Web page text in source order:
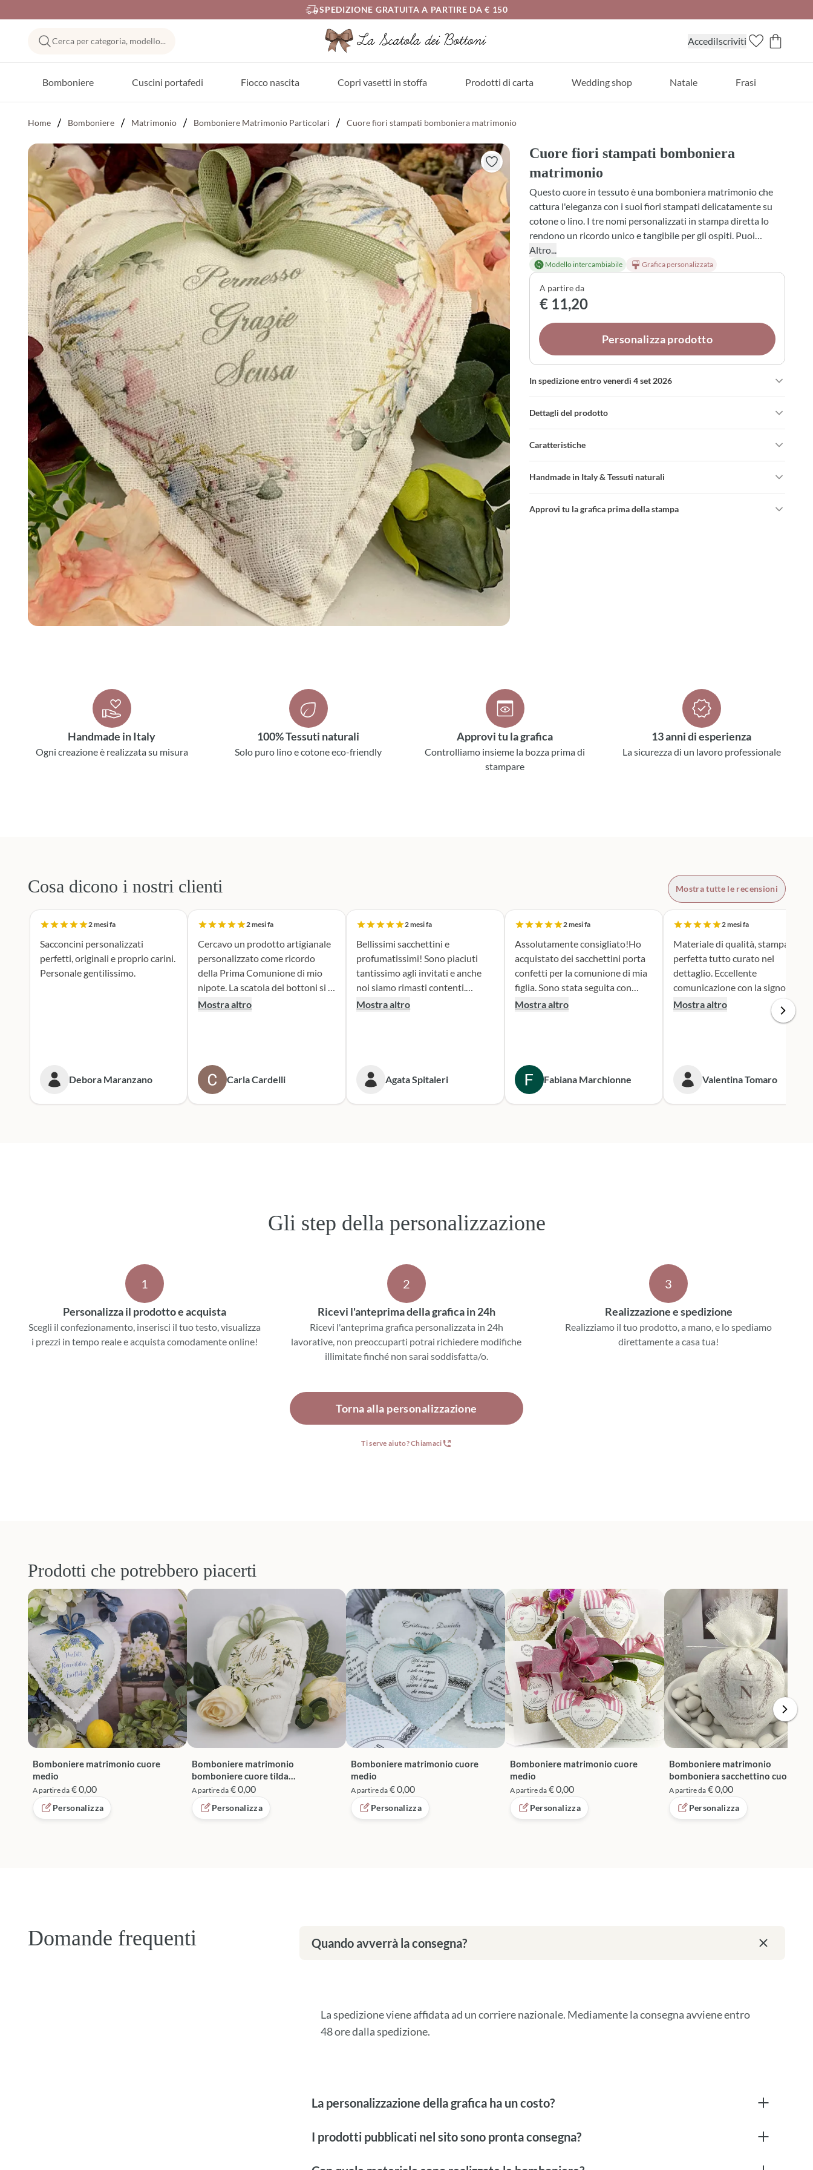
SPEDIZIONE GRATUITA A PARTIRE DA € 150
Cerca per categoria, modello... AccediIscriviti
Bomboniere Cuscini portafedi Fiocco nascita Copri vasetti in stoffa Prodotti di carta Wedding shop Natale Frasi
Home Bomboniere Matrimonio Bomboniere Matrimonio Particolari Cuore fiori stampati bomboniera matrimonio
Cuore fiori stampati bomboniera
matrimonio
Questo cuore in tessuto è una bomboniera matrimonio che
cattura l'eleganza con i suoi fiori stampati delicatamente su
cotone o lino. I tre nomi personalizzati in stampa diretta lo
rendono un ricordo unico e tangibile per gli ospiti. Puoi
scegliere il tessuto, il fiocco e la profumazione che preferisci,
da abbinare a confetti e confezioni secondo il tuo stile.
Altro...
Modello intercambiabile Grafica personalizzata
A partire da
€ 11,20
Personalizza prodotto
In spedizione entro venerdì 4 set 2026
Dettagli del prodotto
Caratteristiche
Handmade in Italy & Tessuti naturali
Approvi tu la grafica prima della stampa
Handmade in Italy
Ogni creazione è realizzata su misura
100% Tessuti naturali
Solo puro lino e cotone eco-friendly
Approvi tu la grafica
Controlliamo insieme la bozza prima di
stampare
13 anni di esperienza
La sicurezza di un lavoro professionale
Cosa dicono i nostri clienti Mostra tutte le recensioni
2 mesi fa
Sacconcini personalizzati
perfetti, originali e proprio carini.
Personale gentilissimo.
Debora Maranzano
2 mesi fa
Cercavo un prodotto artigianale
personalizzato come ricordo
della Prima Comunione di mio
nipote. La scatola dei bottoni si è
rivelata la scelta perfetta. Il
tenero e accattivante e ne sono
entusiasta. Mi rivolgerò
sicuramente a loro per le
Mostra altro
Carla Cardelli
2 mesi fa
Bellissimi sacchettini e
profumatissimi! Sono piaciuti
tantissimo agli invitati e anche
noi siamo rimasti contenti.
Consigliato!
Mostra altro
Agata Spitaleri
2 mesi fa
Assolutamente consigliato!Ho
acquistato dei sacchettini porta
confetti per la comunione di mia
figlia. Sono stata seguita con
attenzione e serietà nella scelta e
Consegna puntualissima
secondo i tempi stabiliti.
Sicuramente mi rivolgerò a loro
Mostra altro
Fabiana Marchionne
2 mesi fa
Materiale di qualità, stampa
perfetta tutto curato nel
dettaglio. Eccellente
comunicazione con la signora
Silvia per qualsiasi cambiamento
nella produzione e nel dare
Mostra altro
Valentina Tomaro
Gli step della personalizzazione
1
Personalizza il prodotto e acquista
Scegli il confezionamento, inserisci il tuo testo, visualizza
i prezzi in tempo reale e acquista comodamente online!
2
Ricevi l'anteprima della grafica in 24h
Ricevi l'anteprima grafica personalizzata in 24h
lavorative, non preoccuparti potrai richiedere modifiche
illimitate finché non sarai soddisfatta/o.
3
Realizzazione e spedizione
Realizziamo il tuo prodotto, a mano, e lo spediamo
direttamente a casa tua!
Torna alla personalizzazione
Ti serve aiuto? Chiamaci
Prodotti che potrebbero piacerti
Bomboniere matrimonio cuore
medio
A partire da € 0,00
Personalizza
Bomboniere matrimonio
bomboniere cuore tilda
personalizzato
A partire da€ 0,00
Personalizza
Bomboniere matrimonio cuore
medio
A partire da€ 0,00
Personalizza
Bomboniere matrimonio cuore
medio
A partire da€ 0,00
Personalizza
Bomboniere matrimonio
bomboniera sacchettino cuore
A partire da€ 0,00
Personalizza
Domande frequenti Quando avverrà la consegna?
La spedizione viene affidata ad un corriere nazionale. Mediamente la consegna avviene entro
48 ore dalla spedizione.
La personalizzazione della grafica ha un costo?
I prodotti pubblicati nel sito sono pronta consegna?